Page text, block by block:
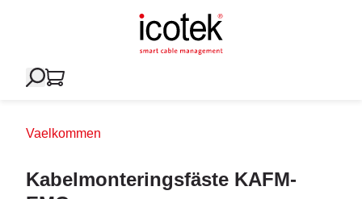
Vaelkommen
Kabelmonteringsfäste KAFM-